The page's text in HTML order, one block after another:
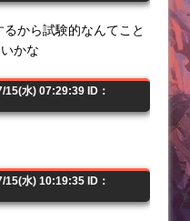
から試験的なんてこと
かな
水) 07:29:39 ID：
水) 10:19:35 ID：